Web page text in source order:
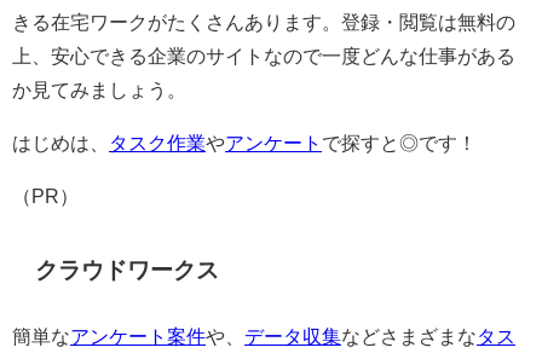
きる在宅ワークがたくさんあります。登録・閲覧は無料の
上、安心できる企業のサイトなので一度どんな仕事がある
か見てみましょう。
はじめは、 タスク作業やアンケート で探すと◎です！
（PR）
クラウドワークス
簡単なアンケート案件や、 データ収集などさまざまなタス